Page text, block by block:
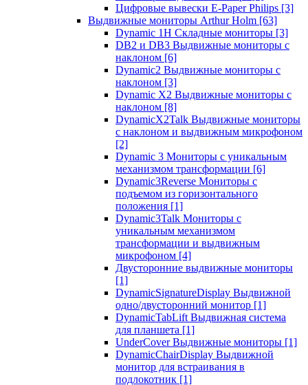
Цифровые вывески E-Paper Philips [3]
Выдвижные мониторы Arthur Holm [63]
Dynamic 1Н Складные мониторы [3]
DB2 и DB3 Выдвижные мониторы с
наклоном [6]
Dynamic2 Выдвижные мониторы с
наклоном [3]
Dynamic X2 Выдвижные мониторы с
наклоном [8]
DynamicX2Talk Выдвижные мониторы
с наклоном и выдвижным микрофоном
[2]
Dynamic 3 Мониторы с уникальным
механизмом трансформации [6]
Dynamic3Reverse Мониторы с
подъемом из горизонтального
положения [1]
Dynamic3Talk Мониторы с
уникальным механизмом
трансформации и выдвижным
микрофоном [4]
Двусторонние выдвижные мониторы
[1]
DynamicSignatureDisplay Выдвижной
одно/двусторонний монитор [1]
DynamicTabLift Выдвижная система
для планшета [1]
UnderCover Выдвижные мониторы [1]
DynamicChairDisplay Выдвижной
монитор для встраивания в
подлокотник [1]